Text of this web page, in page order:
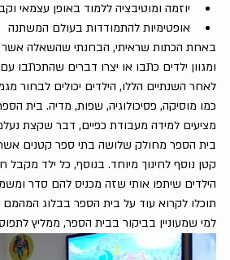
יוזמה ומוטיבציה ללמוד באופן עצמאי
אופטימיות להתמודדות בעולם המשתנה
באחת הכתות שראיתי, הבחנתי שהשאלה אשר
ומגוון ילדים כתבו או יצרו דברים שהתכתבו
לאחר השנתיים הללו, הילדים יכולים
כמו מוסיקה, פסיכולוגיה, שפות, מדיה. בית
מציעים למידה מעבודת כפיים, דבר שקצת
בית הספר מחולק שלושה בתי ספר קטנים
הילדים שיתפו אותי שזה מכניס להם סדר
תוכלו לקרוא עוד על בית הספר בבלוג
למי שמעוניין בביקור בבית הספר, ממליץ